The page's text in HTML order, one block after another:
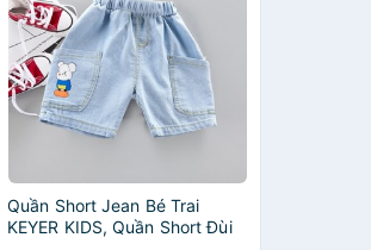
Quần Short Jean Bé Trai
KEYER KIDS, Quần Short Đùi